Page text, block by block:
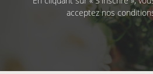
acceptez nos